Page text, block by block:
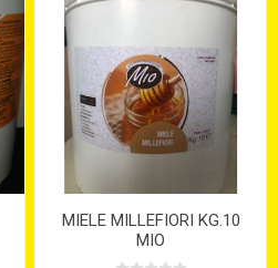
MIELE MILLEFIORI KG.10
MIO